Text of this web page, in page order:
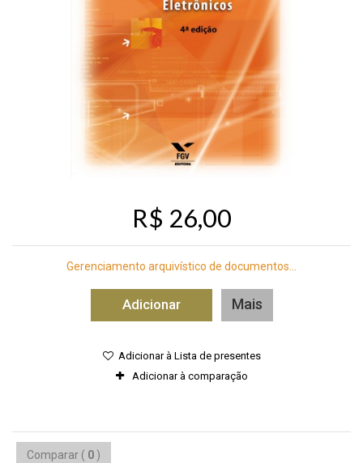
R$ 26,00
Gerenciamento arquivístico de documentos...
Adicionar Mais
Adicionar à Lista de presentes
Adicionar à comparação
Comparar ( 0 )